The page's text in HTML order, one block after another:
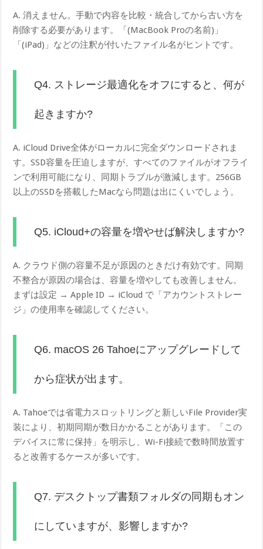
A. 消えません。手動で内容を比較・統合してから古い方を
削除する必要があります。「(MacBook Proの名前)」
「(iPad)」などの注釈が付いたファイル名がヒントです。
Q4. ストレージ最適化をオフにすると、何が
起きますか?
A. iCloud Drive全体がローカルに完全ダウンロードされま
す。SSD容量を圧迫しますが、すべてのファイルがオフライ
ンで利用可能になり、同期トラブルが激減します。256GB
以上のSSDを搭載したMacなら問題は出にくいでしょう。
Q5. iCloud+の容量を増やせば解決しますか?
A. クラウド側の容量不足が原因のときだけ有効です。同期
不整合が原因の場合は、容量を増やしても改善しません。
まずは設定 → Apple ID → iCloud で「アカウントストレー
ジ」の使用率を確認してください。
Q6. macOS 26 Tahoeにアップグレードして
から症状が出ます。
A. Tahoeでは省電力スロットリングと新しいFile Provider実
装により、初期同期が数日かかることがあります。「この
デバイスに常に保持」を明示し、Wi-Fi接続で数時間放置す
ると改善するケースが多いです。
Q7. デスクトップ書類フォルダの同期もオン
にしていますが、影響しますか?